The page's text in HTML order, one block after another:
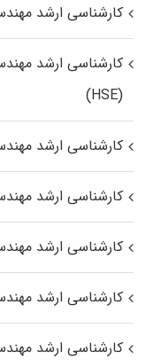
کارشناسی ارشد
کارشناسی ارشد
(HSE)
کارشناسی ارشد
کارشناسی ارشد
کارشناسی ارشد
کارشناسی ارشد
کارشناسی ارشد